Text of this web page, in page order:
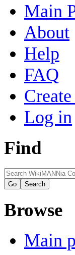
Main
About
Help
FAQ
Log in
Find
Browse
Main